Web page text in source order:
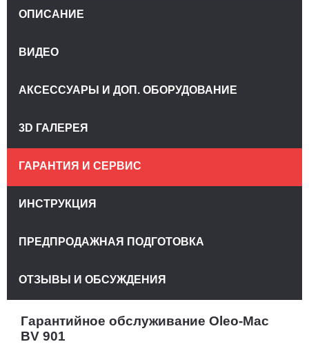
Гарантийное обслуживание Oleo-Mac
BV 901
ОПИСАНИЕ
ВИДЕО
АКСЕССУАРЫ И ДОП. ОБОРУДОВАНИЕ
3D ГАЛЕРЕЯ
ГАРАНТИЯ И СЕРВИС
ИНСТРУКЦИЯ
ПРЕДПРОДАЖНАЯ ПОДГОТОВКА
ОТЗЫВЫ И ОБСУЖДЕНИЯ